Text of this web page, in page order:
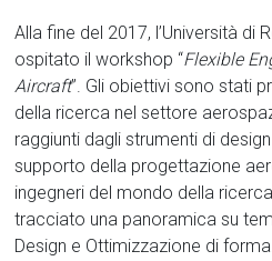
Alla fine del 2017, l’Università di
ospitato il workshop “Flexible
Aircraft”. Gli obiettivi sono stati
della ricerca nel settore
raggiunti dagli strumenti di
supporto della progettazione
ingegneri del mondo della
tracciato una panoramica su
Design e Ottimizzazione di